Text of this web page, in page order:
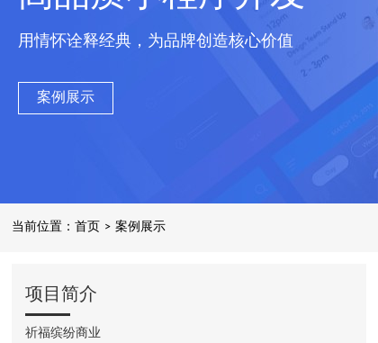
用情怀诠释经典，为品牌创造核心价值
案例展示
当前位置： 首页 > 案例展示
项目简介
祈福缤纷商业